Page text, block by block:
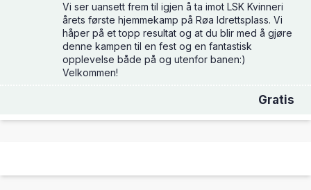
Vi ser uansett frem til igjen å ta imot LSK Kvinneri
årets første hjemmekamp på Røa Idrettsplass. Vi
håper på et topp resultat og at du blir med å gjøre
denne kampen til en fest og en fantastisk
opplevelse både på og utenfor banen:)
Velkommen!
Gratis